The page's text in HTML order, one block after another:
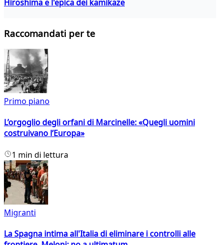
Hiroshima e l'epica dei kamikaze
Raccomandati per te
Primo piano
L’orgoglio degli orfani di Marcinelle: «Quegli uomini
costruivano l’Europa»
1 min di lettura
Migranti
La Spagna intima all'Italia di eliminare i controlli alle